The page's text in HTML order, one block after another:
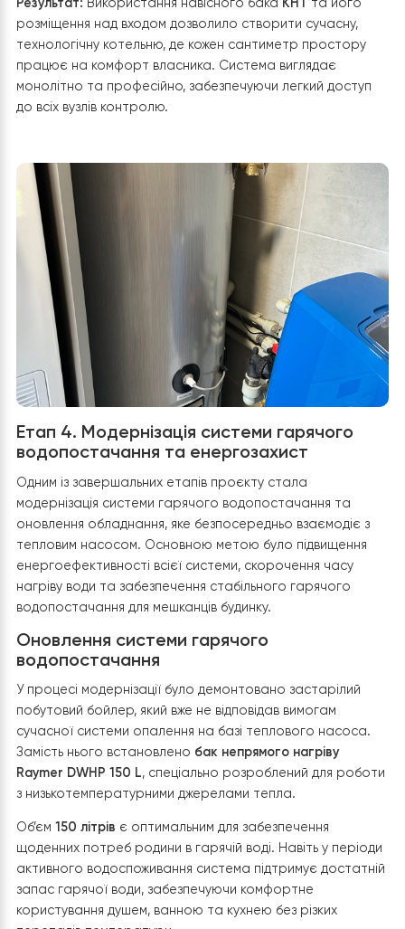
Гідравлічна обв’язка:
Підключення виконано за
допомогою поліпропіленових труб, що
вздовж кутів стін для збереження охайного
приміщення.
Використано надійну запірну арматуру
— латунні
кульові крани з червоними ручками встановлені
кожному вході та виході з бака. Це дозволяє за
потреби легко відсікти буферну ємність від
системи без зливу всієї води. Труби надійно
зафіксовані кліпсами до стіни, що виключає будь-
Призначення у системі:Незважаючи на
розмір (30 л), ця ємність виконує критично
функцію — запобігає частому ввімкненню/
(тактуванню) компресора теплового насоса
Raymer та забезпечує достатній об’єм води для
циклу відтайки зовнішнього блоку взимку.
Результат: Використання навісного бака
та його
розміщення над входом дозволило створити сучасну,
працює на комфорт власника. Система виглядає
монолітно та професійно, забезпечуючи легкий
до всіх вузлів контролю.